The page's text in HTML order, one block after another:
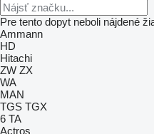
Pre tento dopyt neboli nájdené
Ammann
HD
Hitachi
ZW ZX
WA
MAN
TGS TGX
6 TA
Actros